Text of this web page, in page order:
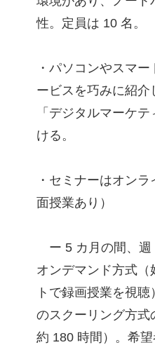
性。定員は 10 名。
・パソコンやスマ
ービスを巧みに紹
「デジタルマーケ
ける。
・セミナーはオン
面授業あり）
ー 5 カ月の間、週
オンデマンド方式（
トで録画授業を視
のスクーリング方式
約 180 時間）。希